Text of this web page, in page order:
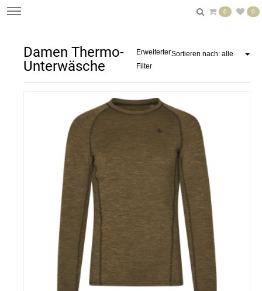
0 0
Damen Thermo-
Unterwäsche
Erweiterter
Filter
Sortieren nach: alle